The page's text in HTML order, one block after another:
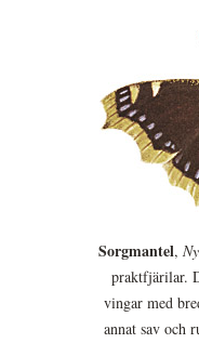
Sorgmantel,
praktfjärilar.
vingar med
annat sav och